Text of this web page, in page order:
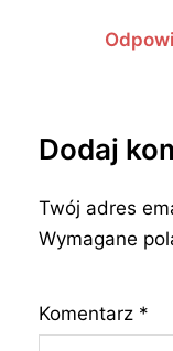
Dodaj
Twój adres
Wymagane
Komentarz *